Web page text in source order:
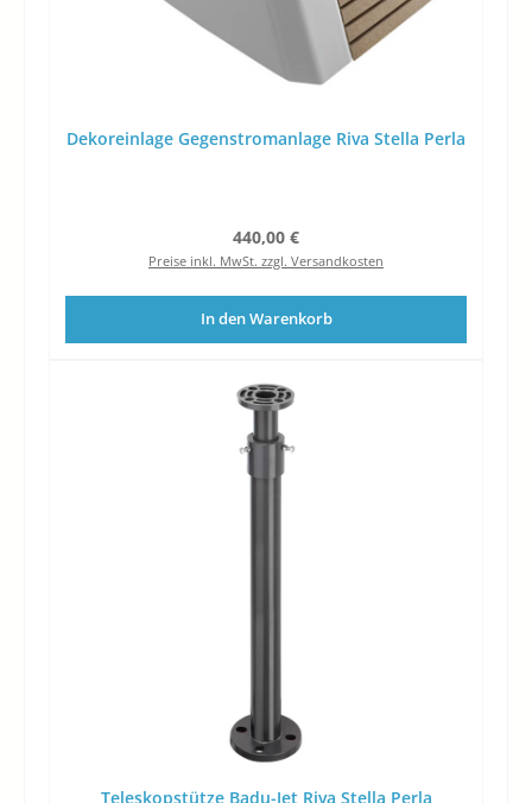
Dekoreinlage Gegenstromanlage Riva Stella Perla
Regulärer Preis:
440,00 €
Preise inkl. MwSt. zzgl. Versandkosten
In den Warenkorb
Teleskopstütze Badu-Jet Riva Stella Perla